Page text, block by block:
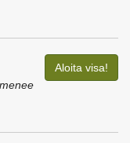
Aloita visa!